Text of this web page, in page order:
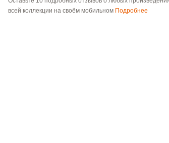
всей коллекции на своём мобильном Подробнее